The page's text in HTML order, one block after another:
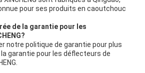
pour ses produits en caoutchouc
de la garantie pour les
notre politique de garantie pour plus
garantie pour les déflecteurs de